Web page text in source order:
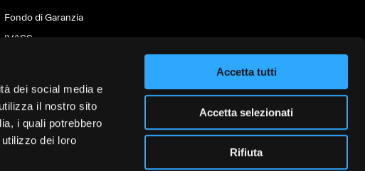
dei social media e
il nostro sito
i quali potrebbero
dei loro
Accetta tutti
Accetta selezionati
Rifiuta
Fondo di Garanzia
IVASS
sostenibilità nel
settore dei servizi
finanziari
Garanzie appalti